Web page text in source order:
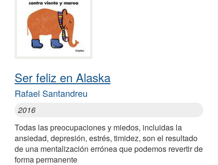
Ser feliz en Alaska
Rafael Santandreu
2016
Todas las preocupaciones y miedos, incluidas la
ansiedad, depresión, estrés, timidez, son el resultado
de una mentalización errónea que podemos revertir de
forma permanente